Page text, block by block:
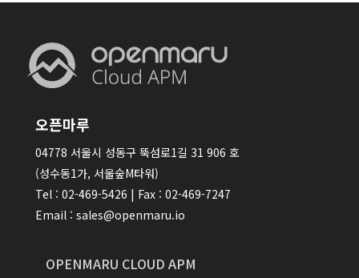
오픈마루
04778 서울시 성동구 뚝섬로1길 31 906 호
(성수동1가, 서울숲M타워)
Tel : 02-469-5426 | Fax : 02-469-7247
Email : sales@openmaru.io
OPENMARU CLOUD APM